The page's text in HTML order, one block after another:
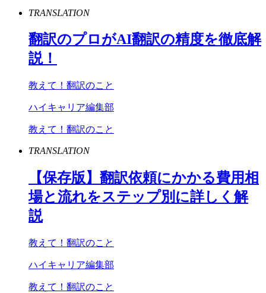
TRANSLATION
翻訳のプロがAI翻訳の精度を徹底解
説！
教えて！翻訳のこと
ハイキャリア編集部
教えて！翻訳のこと
TRANSLATION
【保存版】翻訳依頼にかかる費用相
場と流れをステップ別に詳しく解
説
教えて！翻訳のこと
ハイキャリア編集部
教えて！翻訳のこと